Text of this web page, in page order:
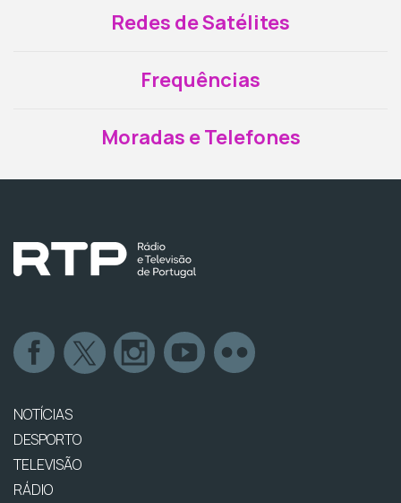
Redes de Satélites
Frequências
Moradas e Telefones
NOTÍCIAS
DESPORTO
TELEVISÃO
RÁDIO